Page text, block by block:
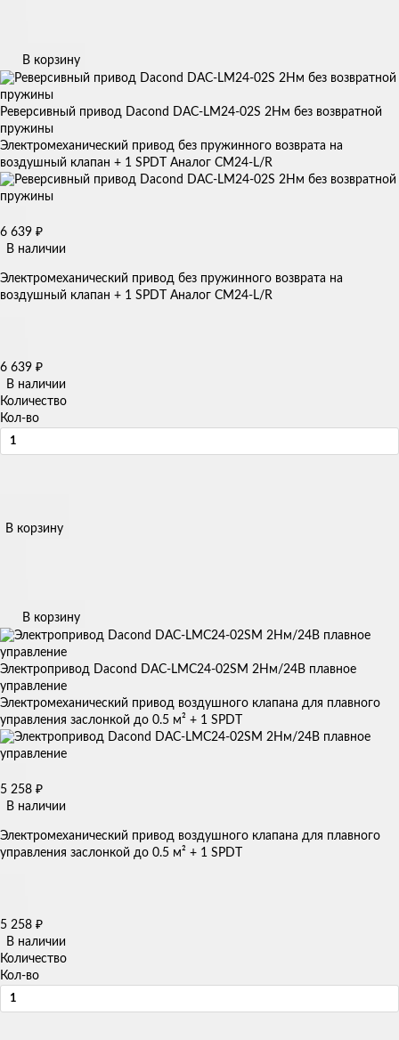
В корзину
Реверсивный привод Dacond DAC-LM24-02S 2Нм без возвратной
пружины
Электромеханический привод без пружинного возврата на
воздушный клапан + 1 SPDT Аналог CM24-L/R
6 639 ₽
В наличии
Электромеханический привод без пружинного возврата на
воздушный клапан + 1 SPDT Аналог CM24-L/R
6 639 ₽
В наличии
Количество
Кол-во
В корзину
В корзину
Электропривод Dacond DAC-LMC24-02SM 2Нм/24В плавное
управление
Электромеханический привод воздушного клапана для плавного
управления заслонкой до 0.5 м² + 1 SPDT
5 258 ₽
В наличии
Электромеханический привод воздушного клапана для плавного
управления заслонкой до 0.5 м² + 1 SPDT
5 258 ₽
В наличии
Количество
Кол-во